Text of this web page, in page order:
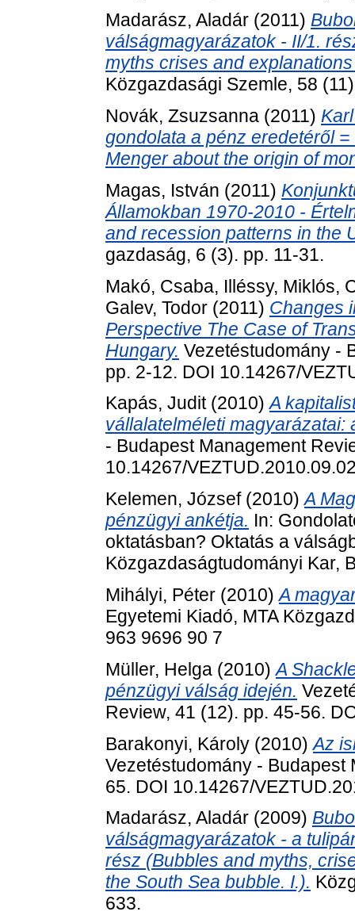
Madarász, Aladár (2011)
válságmagyarázatok - II/1.
myths crises and
Közgazdasági Szemle, 58
Novák, Zsuzsanna (2011)
gondolata a pénz eredetéről
Menger about the origin of
Magas, István (2011)
Államokban 1970-2010 -
and recession patterns in the
gazdaság, 6 (3). pp. 11-31.
Makó, Csaba, Illéssy, Miklós,
Galev, Todor (2011) Changes
Perspective The Case of
Hungary. Vezetéstudomány -
pp. 2-12. DOI 10.14267/
Kapás, Judit(2010)A
vállalatelméleti magyarázatai:
- Budapest Management
10.14267/
Kelemen, József(2010)A
pénzügyi ankétja. In:
oktatásban? Oktatás a
Közgazdaságtudományi Kar,
Mihályi, Péter (2010)A
Egyetemi Kiadó, MTA
963 9696 90 7
Müller, Helga (2010)A
pénzügyi válság idején.
Review, 41 (12). pp. 45-56.
Barakonyi, Károly (2010)Az
Vezetéstudomány - Budapest
65. DOI 10.14267/
Madarász, Aladár (2009)
válságmagyarázatok - a
rész (Bubbles and myths,
the South Sea bubble. I.).
633.